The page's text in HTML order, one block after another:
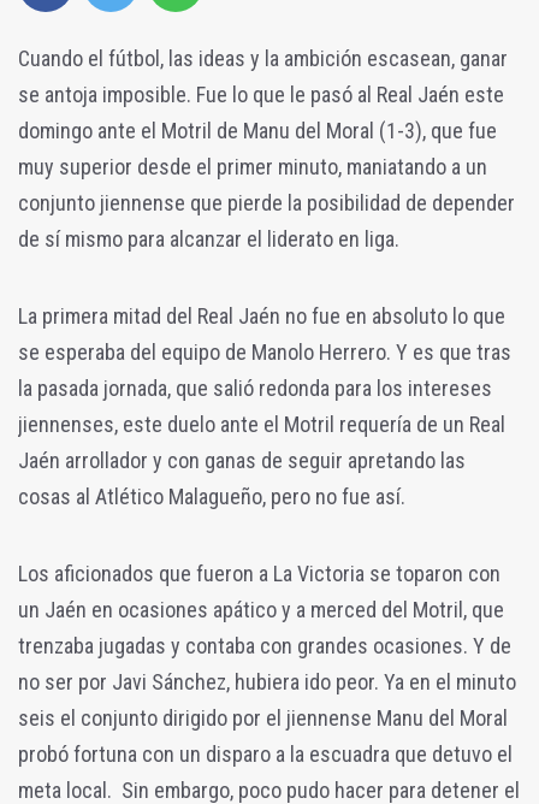
Cuando el fútbol, las ideas y la ambición escasean, ganar
se antoja imposible. Fue lo que le pasó al Real Jaén este
domingo ante el Motril de Manu del Moral (1-3), que fue
muy superior desde el primer minuto, maniatando a un
conjunto jiennense que pierde la posibilidad de depender
de sí mismo para alcanzar el liderato en liga.
La primera mitad del Real Jaén no fue en absoluto lo que
se esperaba del equipo de Manolo Herrero. Y es que tras
la pasada jornada, que salió redonda para los intereses
jiennenses, este duelo ante el Motril requería de un Real
Jaén arrollador y con ganas de seguir apretando las
cosas al Atlético Malagueño, pero no fue así.
Los aficionados que fueron a La Victoria se toparon con
un Jaén en ocasiones apático y a merced del Motril, que
trenzaba jugadas y contaba con grandes ocasiones. Y de
no ser por Javi Sánchez, hubiera ido peor. Ya en el minuto
seis el conjunto dirigido por el jiennense Manu del Moral
probó fortuna con un disparo a la escuadra que detuvo el
meta local. Sin embargo, poco pudo hacer para detener el